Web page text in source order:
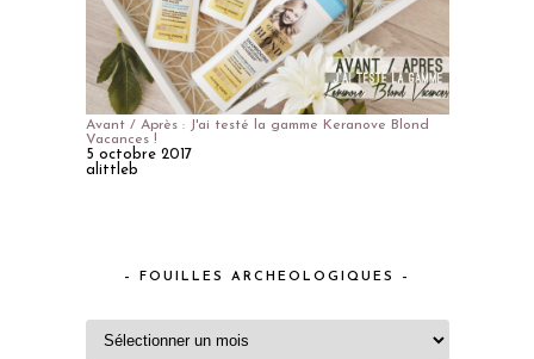
Avant / Après : J'ai testé la gamme Keranove Blond
Vacances !
5 octobre 2017
alittleb
– FOUILLES ARCHEOLOGIQUES –